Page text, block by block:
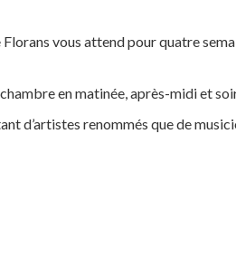
vous attend pour quatre
en matinée, après-midi et
d’artistes renommés que de